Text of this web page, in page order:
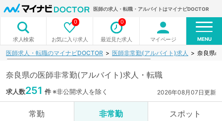
医師の求人・転職・アルバイトはマイナビDOCTOR
求人検索 お気に入り求人
0
最近見た求人
0
マイページ MENU
医師求人・転職のマイナビDOCTOR 医師非常勤(アルバイト)求人 奈良県
奈良県の医師非常勤(アルバイト)求人・転職
求人数251 件※非公開求人を除く 2026年08月07日更新
常勤 非常勤 スポット